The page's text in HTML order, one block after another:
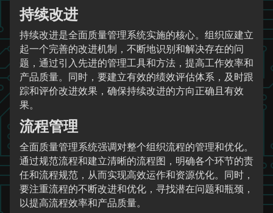
持续改进
持续改进是全面质量管理系统实施的核心。组织应建立
起一个完善的改进机制，不断地识别和解决存在的问
题，通过引入先进的管理工具和方法，提高工作效率和
产品质量。同时，要建立有效的绩效评估体系，及时跟
踪和评价改进效果，确保持续改进的方向正确且有效
果。
流程管理
全面质量管理系统强调对整个组织流程的管理和优化。
通过规范流程和建立清晰的流程图，明确各个环节的责
任和流程规范，从而实现高效运作和资源优化。同时，
要注重流程的不断改进和优化，寻找潜在问题和瓶颈，
以提高流程效率和产品质量。